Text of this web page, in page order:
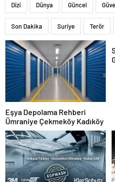
Dizi Dünya Güncel
Son Dakika Suriye Terör
Eşya Depolama Rehberi
Ümraniye Çekmeköy Kadıköy